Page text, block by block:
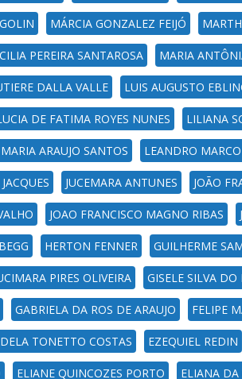
MÁRCIA GONZALEZ FEIJÓ
PEREIRA SANTAROSA MARIA
DALLA VALLE LUIS AUGUSTO
DE FATIMA ROYES NUNES LILIANA
ARAUJO SANTOS LEANDRO
JUCEMARA ANTUNES JOÃO
JOAO FRANCISCO MAGNO RIBAS
HERTON FENNER GUILHERME
PIRES OLIVEIRA GISELE SILVA
GABRIELA DA ROS DE ARAUJO FELIPE
TONETTO COSTAS EZEQUIEL REDIN
ELIANE QUINCOZES PORTO ELIANA DA